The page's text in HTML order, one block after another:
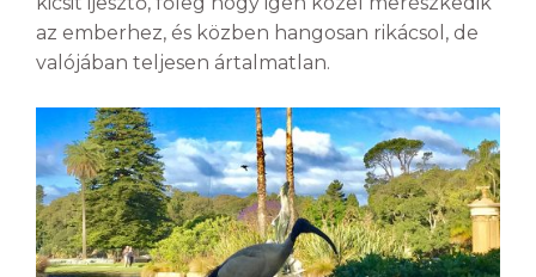
az emberhez, és közben hangosan rikácsol, de
valójában teljesen ártalmatlan.